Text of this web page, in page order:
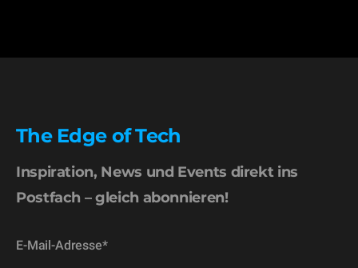
The Edge of Tech
Inspiration, News und Events direkt ins
Postfach – gleich abonnieren!